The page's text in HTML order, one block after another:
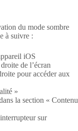
du mode sombre
à suivre :
iOS
de l’écran
pour accéder aux
»
la section « Contenu
sur